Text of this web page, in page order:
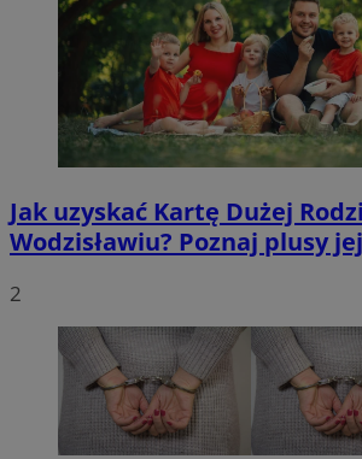
Jak uzyskać Kartę Dużej
Wodzisławiu? Poznaj plusy
2